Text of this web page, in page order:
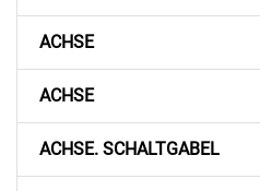
ACHSE
ACHSE
ACHSE. SCHALTGABEL